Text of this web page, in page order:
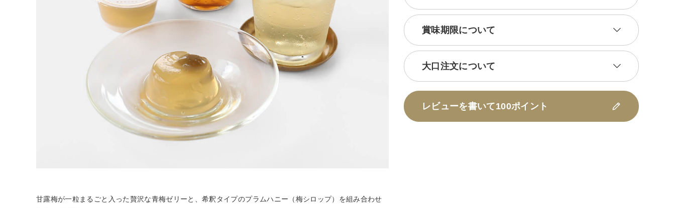
甘露梅が一粒まるごと入った贅沢な青梅ゼリーと、希釈タイプのプラムハニー（梅シロップ）を組み合わせ
賞味期限について
大口注文について
レビューを書いて100ポイント